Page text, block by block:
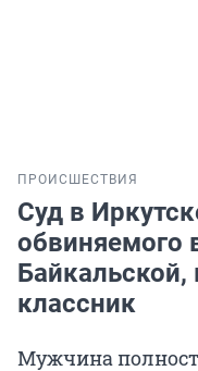
ПРОИСШЕСТВИЯ
Суд в
обвиняемого
Байкальской,
классник
Мужчина